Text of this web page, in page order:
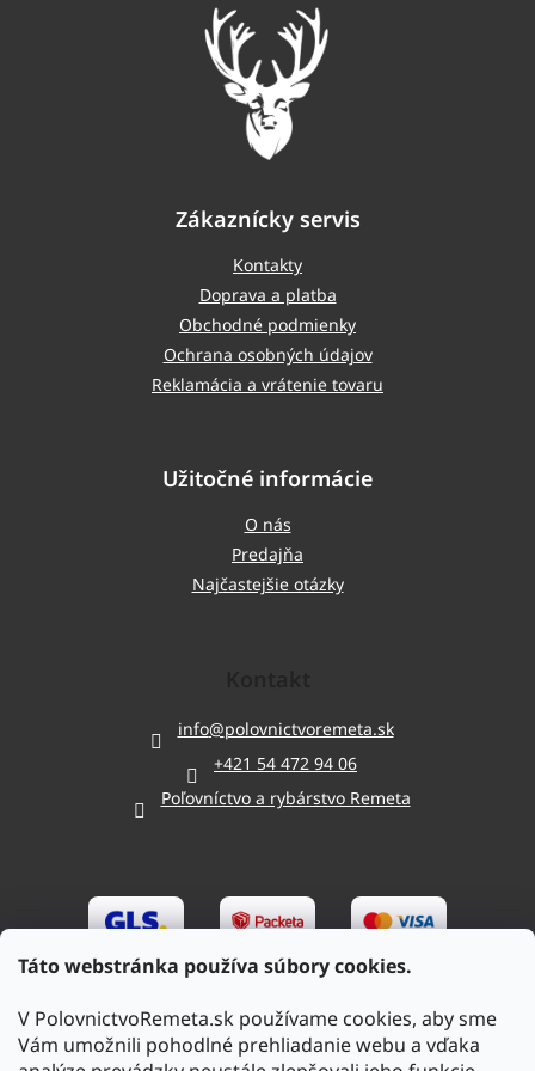
Táto webstránka používa súbory cookies.
V PolovnictvoRemeta.sk používame cookies, aby sme
Vám umožnili pohodlné prehliadanie webu a vďaka
Zákaznícky servis
Kontakty
Doprava a platba
Obchodné podmienky
Ochrana osobných údajov
Reklamácia a vrátenie tovaru
Užitočné informácie
O nás
Predajňa
Najčastejšie otázky
info@polovnictvoremeta.sk
+421 54 472 94 06
Poľovníctvo a rybárstvo Remeta